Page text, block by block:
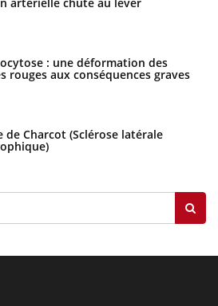
: une déformation des
rouges aux conséquences graves
de Charcot (Sclérose latérale